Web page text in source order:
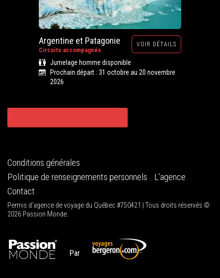
Argentine et Patagonie
Circuits accompagnés
VOIR DÉTAILS
Jumelage homme disponible
Prochain départ : 31 octobre au 20 novembre
2026
Conditions générales
Politique de renseignements personnels
L’agence
Contact
Permis d'agence de voyage du Québec #750421 | Tous droits réservés ©
2026 Passion Monde.
Par